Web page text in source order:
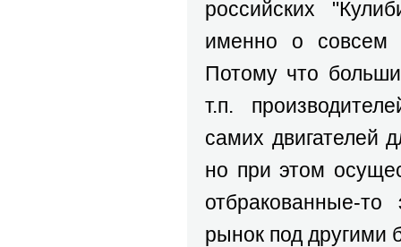
российских
именно о совсем
Потому что
т.п.
самих двигателей
но при этом
отбракованные-
рынок под другими